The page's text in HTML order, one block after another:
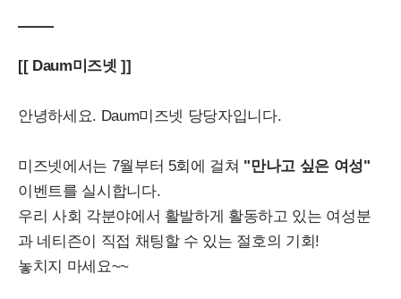
[[ Daum미즈넷 ]]
안녕하세요. Daum미즈넷 당당자입니다.
미즈넷에서는 7월부터 5회에 걸쳐 "만나고 싶은 여성"
이벤트를 실시합니다.
우리 사회 각분야에서 활발하게 활동하고 있는 여성분
과 네티즌이 직접 채팅할 수 있는 절호의 기회!
놓치지 마세요~~